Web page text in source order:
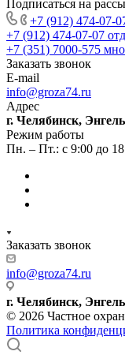
Подписаться на
+7 (912) 474-07-
+7 (912) 474-07-07
+7 (351) 7000-575
Заказать звонок
E-mail
info@groza74.ru
Адрес
г. Челябинск,
Режим работы
Пн. – Пт.: с 9:00 до
Заказать звонок
info@groza74.ru
г. Челябинск,
© 2026 Частное
Политика